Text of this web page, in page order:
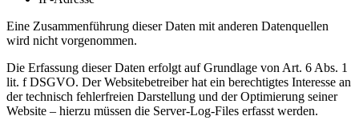
Eine Zusammenführung dieser Daten mit anderen Datenquellen
wird nicht vorgenommen.
Die Erfassung dieser Daten erfolgt auf Grundlage von Art. 6 Abs. 1
lit. f DSGVO. Der Websitebetreiber hat ein berechtigtes Interesse an
der technisch fehlerfreien Darstellung und der Optimierung seiner
Website – hierzu müssen die Server-Log-Files erfasst werden.